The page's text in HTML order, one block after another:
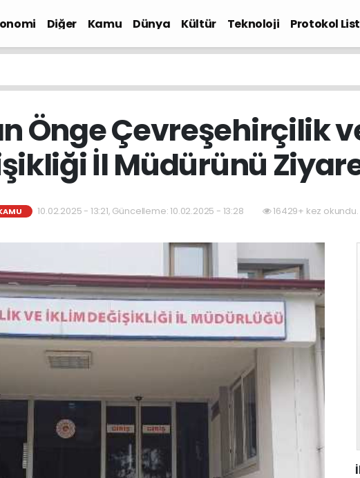
Diğer Kamu Dünya Kültür Teknoloji Protokol
Önge Çevreşehirçilik
İl Müdürünü
10.02.2025 - 13:21, Güncelleme: 10.02.2025 - 13:28 16429+ kez okundu.